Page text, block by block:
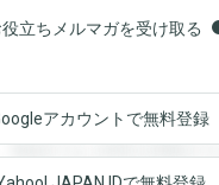
立ちメルマガを受け取る
録すると回答を閲覧す
アカウントで無料登録